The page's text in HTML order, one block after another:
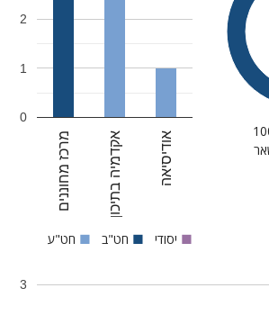
מרכז מחוננים אקדמיה בתיכון אודיסיאה
0
1
2
■ יסודי ■ חט"ב ■ חט"ע
3